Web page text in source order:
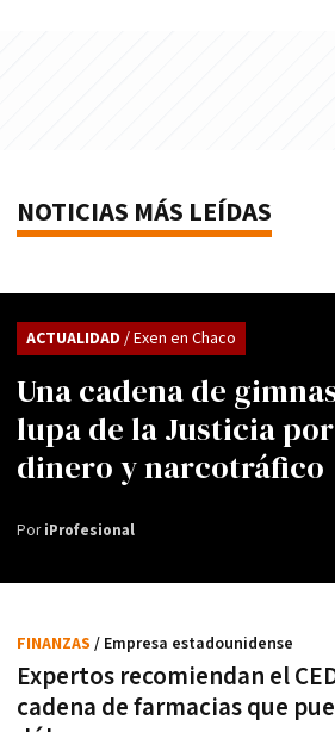
NOTICIAS MÁS LEÍDAS
Una cadena de
lupa de la Justicia
dinero y narcotráfico
ACTUALIDAD / Exen en Chaco
PoriProfesional
Expertos recomiendan el
cadena de farmacias que
FINANZAS / Empresa estadounidense